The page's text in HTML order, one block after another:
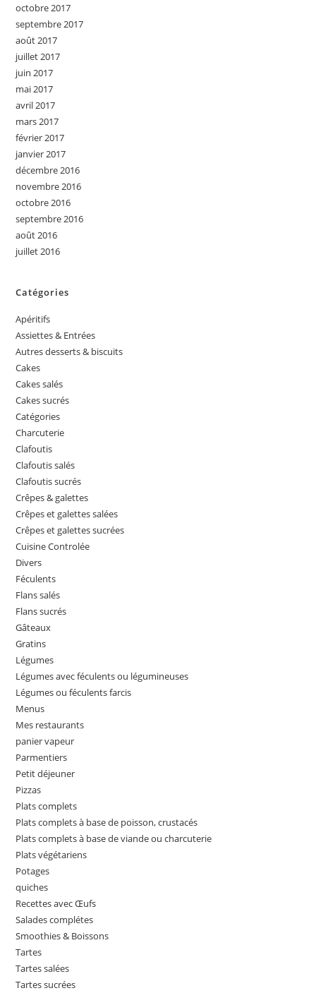
octobre 2017
septembre 2017
août 2017
juillet 2017
juin 2017
mai 2017
avril 2017
mars 2017
février 2017
janvier 2017
décembre 2016
novembre 2016
octobre 2016
septembre 2016
août 2016
juillet 2016
Catégories
Apéritifs
Assiettes & Entrées
Autres desserts & biscuits
Cakes
Cakes salés
Cakes sucrés
Catégories
Charcuterie
Clafoutis
Clafoutis salés
Clafoutis sucrés
Crêpes & galettes
Crêpes et galettes salées
Crêpes et galettes sucrées
Cuisine Controlée
Divers
Féculents
Flans salés
Flans sucrés
Gâteaux
Gratins
Légumes
Légumes avec féculents ou légumineuses
Légumes ou féculents farcis
Menus
Mes restaurants
panier vapeur
Parmentiers
Petit déjeuner
Pizzas
Plats complets
Plats complets à base de poisson, crustacés
Plats complets à base de viande ou charcuterie
Plats végétariens
Potages
quiches
Recettes avec Œufs
Salades complétes
Smoothies & Boissons
Tartes
Tartes salées
Tartes sucrées